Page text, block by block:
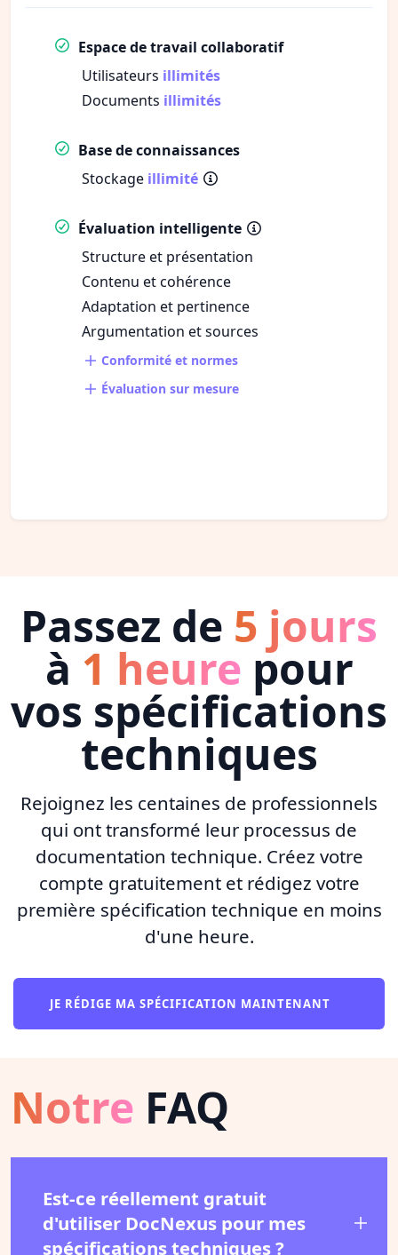
Espace de travail collaboratif
Utilisateurs illimités
Documents illimités
Base de connaissances
Stockage illimité
Évaluation intelligente
Structure et présentation
Contenu et cohérence
Adaptation et pertinence
Argumentation et sources
Conformité et normes
Évaluation sur mesure
Passez de 5 jours
à 1 heure pour
vos spécifications
techniques
Rejoignez les centaines de professionnels
qui ont transformé leur processus de
documentation technique. Créez votre
compte gratuitement et rédigez votre
première spécification technique en moins
d'une heure.
JE RÉDIGE MA SPÉCIFICATION MAINTENANT
Notre FAQ
Est-ce réellement gratuit
d'utiliser DocNexus pour mes
spécifications techniques ?